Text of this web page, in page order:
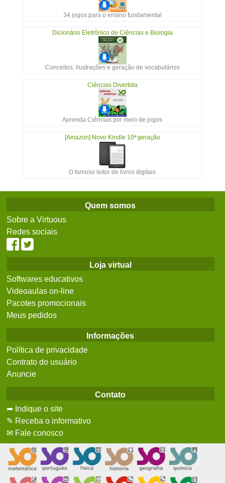
34 jogos para o ensino fundamental
Dicionário Eletrônico de Ciências e Biologia
Conceitos, ilustrações e geração de vocabulários
Ciências Divertida
Aprenda Ciências por meio de jogos
[Amazon] Novo Kindle 10ª geração
O famoso leitor de livros digitais
Quem somos
Sobre a Virtuous
Redes sociais
Loja virtual
Softwares educativos
Videoaulas on-line
Pacotes promocionais
Meus pedidos
Informações
Política de privacidade
Contrato do usuário
Anuncie
Contato
➦ Indique o site
✎ Receba o informativo
✉ Fale conosco